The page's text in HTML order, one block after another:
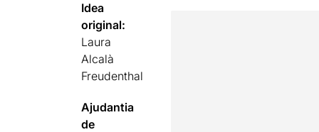
Idea
original:
Laura
Alcalà
Freudenthal
Ajudantia
de